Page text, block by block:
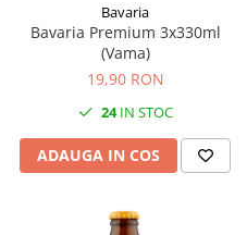
Bavaria
Bavaria Premium 3x330ml
(Vama)
19,90 RON
24IN STOC
ADAUGA IN COS